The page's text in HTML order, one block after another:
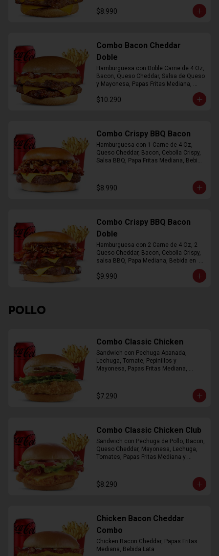
$8.990
Combo Bacon Cheddar
Doble
Hamburguesa con Doble Carne de 4 Oz,
Bacon, Queso Cheddar, Salsa de Queso
y Mayonesa, Papas Fritas Mediana,
$10.290
Combo Crispy BBQ Bacon
Hamburguesa con 1 Carne de 4 Oz,
Queso Cheddar, Bacon, Cebolla Crispy,
Salsa BBQ, Papa Fritas Mediana, Bebida
$8.990
Combo Crispy BBQ Bacon
Doble
Hamburguesa con 2 Carne de 4 Oz, 2
Queso Cheddar, Bacon, Cebolla Crispy,
salsa BBQ, Papa Mediana, Bebida en
$9.990
POLLO
Combo Classic Chicken
Sandwich con Pechuga Apanada,
Lechuga, Tomate, Pepinillos y
Mayonesa, Papas Fritas Mediana,
$7.290
Combo Classic Chicken Club
Sandwich con Pechuga de Pollo, Bacon,
Queso Cheddar, Mayonesa, Lechuga,
Tomates, Papas Fritas Mediana y
$8.290
Chicken Bacon Cheddar
Combo
Chicken Bacon Cheddar, Papas Fritas
Mediana, Bebida Lata